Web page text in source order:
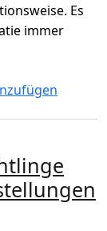
Es
immer
Autokratie /